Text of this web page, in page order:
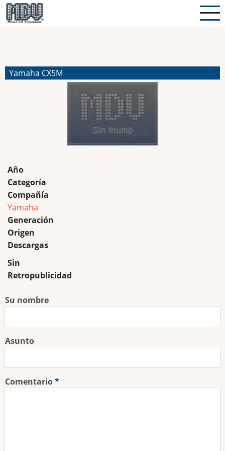
Pasar
al
Yamaha CX5M
Año
Categoría
Compañía
Yamaha
Generación
Origen
Descargas
Sin
Retropublicidad
Su nombre
Asunto
Comentario